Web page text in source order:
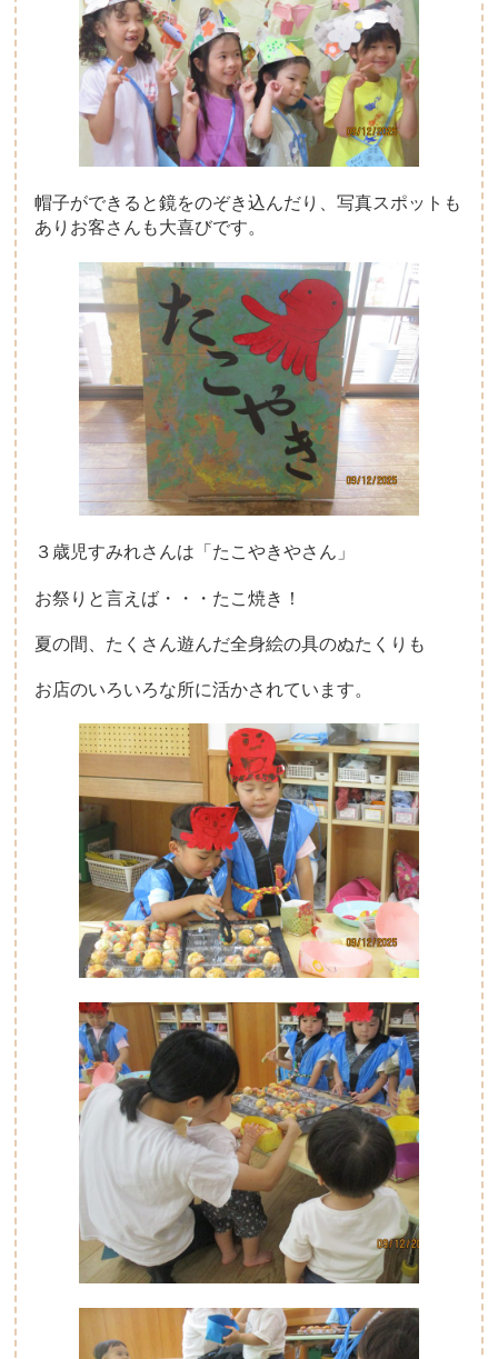
帽子ができると鏡をのぞき込んだり、写真スポットも
ありお客さんも大喜びです。
３歳児すみれさんは「たこやきやさん」
お祭りと言えば・・・たこ焼き！
夏の間、たくさん遊んだ全身絵の具のぬたくりも
お店のいろいろな所に活かされています。